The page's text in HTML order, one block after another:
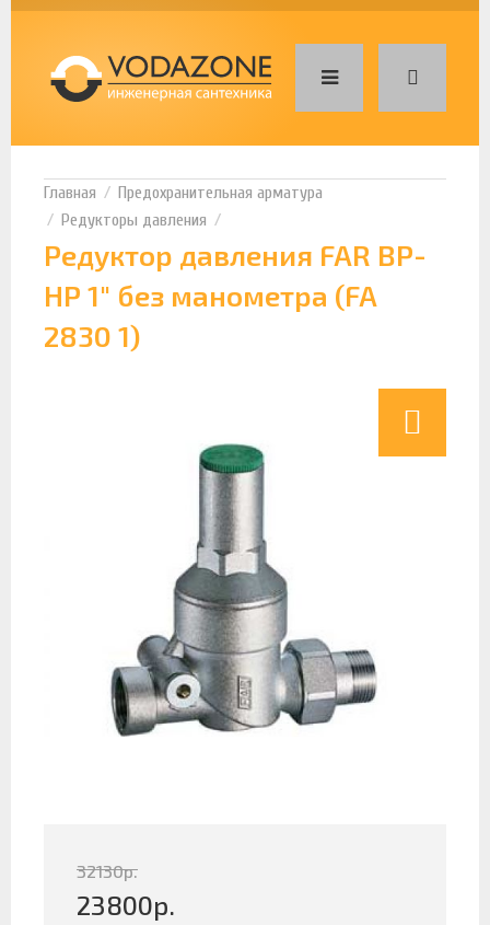
Предохранительная арматура
Редукторы давления
Редуктор давления FAR ВР-
НР 1" без манометра (FA
2830 1)
32130р.
23800р.